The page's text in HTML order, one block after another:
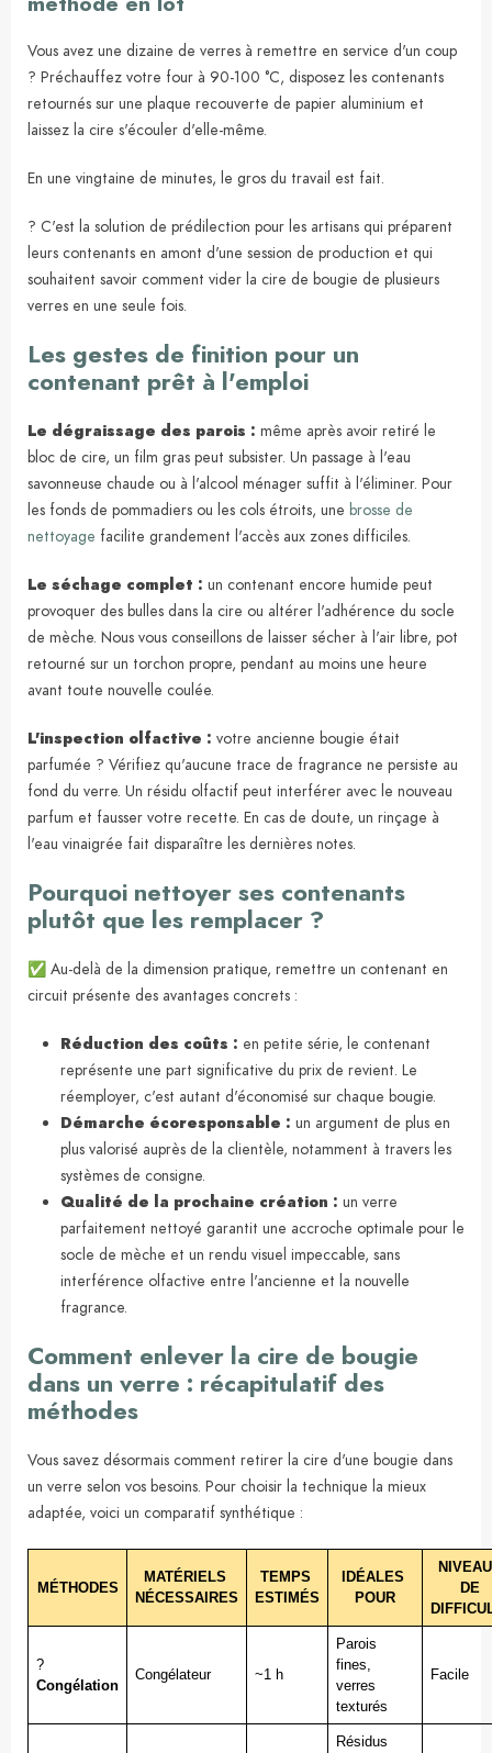
Vous avez une dizaine de verres à remettre en service d'un coup
? Préchauffez votre four à 90-100 °C, disposez les contenants
retournés sur une plaque recouverte de papier aluminium et
laissez la cire s'écouler d'elle-même.
En une vingtaine de minutes, le gros du travail est fait.
? C'est la solution de prédilection pour les artisans qui préparent
leurs contenants en amont d'une session de production et qui
souhaitent savoir comment vider la cire de bougie de plusieurs
verres en une seule fois.
Les gestes de finition pour un
contenant prêt à l'emploi
Le dégraissage des parois : même après avoir retiré le
bloc de cire, un film gras peut subsister. Un passage à l'eau
savonneuse chaude ou à l'alcool ménager suffit à l'éliminer. Pour
les fonds de pommadiers ou les cols étroits, une brosse de
nettoyage facilite grandement l'accès aux zones difficiles.
Le séchage complet : un contenant encore humide peut
provoquer des bulles dans la cire ou altérer l'adhérence du socle
de mèche. Nous vous conseillons de laisser sécher à l'air libre, pot
retourné sur un torchon propre, pendant au moins une heure
avant toute nouvelle coulée.
L'inspection olfactive : votre ancienne bougie était
parfumée ? Vérifiez qu'aucune trace de fragrance ne persiste au
fond du verre. Un résidu olfactif peut interférer avec le nouveau
parfum et fausser votre recette. En cas de doute, un rinçage à
l'eau vinaigrée fait disparaître les dernières notes.
Pourquoi nettoyer ses contenants
plutôt que les remplacer ?
✅ Au-delà de la dimension pratique, remettre un contenant en
circuit présente des avantages concrets :
Réduction des coûts : en petite série, le contenant
représente une part significative du prix de revient. Le
réemployer, c'est autant d'économisé sur chaque bougie.
Démarche écoresponsable : un argument de plus en
plus valorisé auprès de la clientèle, notamment à travers les
systèmes de consigne.
Qualité de la prochaine création : un verre
parfaitement nettoyé garantit une accroche optimale pour le
socle de mèche et un rendu visuel impeccable, sans
interférence olfactive entre l'ancienne et la nouvelle
fragrance.
Comment enlever la cire de bougie
dans un verre : récapitulatif des
méthodes
Vous savez désormais comment retirer la cire d'une bougie dans
un verre selon vos besoins. Pour choisir la technique la mieux
adaptée, voici un comparatif synthétique :
MÉTHODES
MATÉRIELS
NÉCESSAIRES
TEMPS
ESTIMÉS
IDÉALES
POUR
DE
?
Congélation
Congélateur ~1 h
Parois
fines,
verres
texturés
Facile
Résidus